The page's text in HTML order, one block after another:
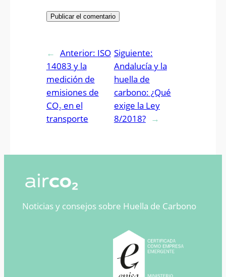
← Anterior: ISO
14083 y la
medición de
emisiones de
CO₂ en el
transporte
Siguiente:
Andalucía y la
huella de
carbono: ¿Qué
exige la Ley
8/2018? →
Noticias y consejos sobre Huella de Carbono